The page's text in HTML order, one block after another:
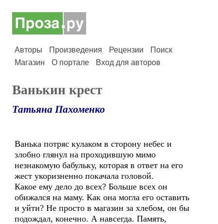
Авторы Произведения Рецензии
Поиск
Магазин
О портале Вход для авторов
Ванькин крест
Татьяна Пахоменко
Ванька потряс кулаком в сторону небес и
злобно глянул на проходившую мимо
незнакомую бабульку, которая в ответ на его
жест укоризненно покачала головой.
Какое ему дело до всех? Больше всех он
обижался на маму. Как она могла его оставить
и уйти? Не просто в магазин за хлебом, он бы
подождал, конечно. А навсегда. Память,